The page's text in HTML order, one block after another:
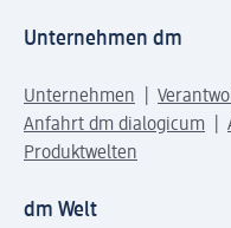
Unternehmen dm
Unternehmen
Anfahrt dm dialogicum
Produktwelten
dm Welt